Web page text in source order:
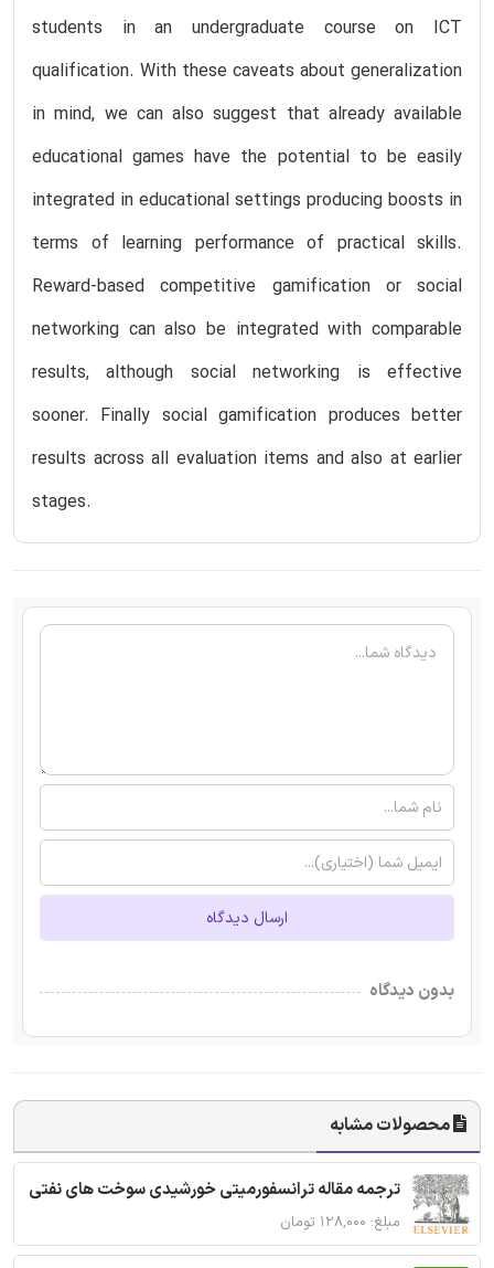
students in an undergraduate course on ICT
qualification. With these caveats about generalization
in mind, we can also suggest that already available
educational games have the potential to be easily
integrated in educational settings producing boosts in
terms of learning performance of practical skills.
Reward-based competitive gamification or social
networking can also be integrated with comparable
results, although social networking is effective
sooner. Finally social gamification produces better
results across all evaluation items and also at earlier
stages.
ارسال دیدگاه
بدون دیدگاه
محصولات مشابه
ترجمه مقاله ترانسفورمیتی خورشیدی سوخت های نفتی
مبلغ: ۱۲۸,۰۰۰ تومان